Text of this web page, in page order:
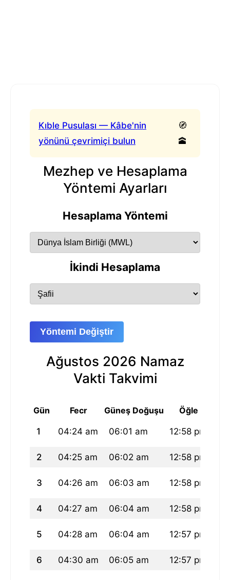
Kıble Pusulası — Kâbe'nin
yönünü çevrimiçi bulun
🧭
🕋
Mezhep ve Hesaplama
Yöntemi Ayarları
Hesaplama Yöntemi
İkindi Hesaplama
Yöntemi Değiştir
Ağustos 2026 Namaz
Vakti Takvimi
Gün Fecr Güneş Doğuşu Öğle
1 04:24 am 06:01 am 12:58 pm
2 04:25 am 06:02 am 12:58 pm
3 04:26 am 06:03 am 12:58 pm
4 04:27 am 06:04 am 12:58 pm
5 04:28 am 06:04 am 12:57 pm
6 04:30 am 06:05 am 12:57 pm